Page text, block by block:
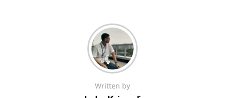
Written by